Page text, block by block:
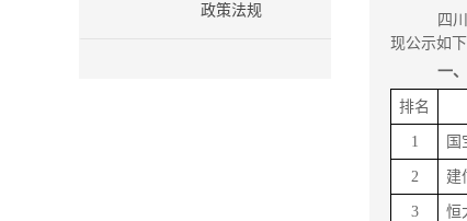
政策法规
四
现公示如下
一、
排名
1 国
2 建
3 恒